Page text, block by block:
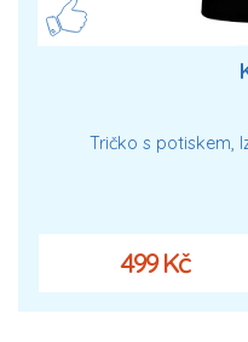
Tričko s potiskem,
499 Kč